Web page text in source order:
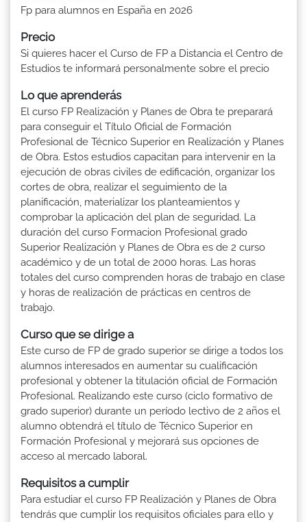
Fp para alumnos en España en 2026
Precio
Si quieres hacer el Curso de FP a Distancia el Centro de
Estudios te informará personalmente sobre el precio
Lo que aprenderás
El curso FP Realización y Planes de Obra te preparará
para conseguir el Título Oficial de Formación
Profesional de Técnico Superior en Realización y Planes
de Obra. Estos estudios capacitan para intervenir en la
ejecución de obras civiles de edificación, organizar los
cortes de obra, realizar el seguimiento de la
planificación, materializar los planteamientos y
comprobar la aplicación del plan de seguridad. La
duración del curso Formacion Profesional grado
Superior Realización y Planes de Obra es de 2 curso
académico y de un total de 2000 horas. Las horas
totales del curso comprenden horas de trabajo en clase
y horas de realización de prácticas en centros de
trabajo.
Curso que se dirige a
Este curso de FP de grado superior se dirige a todos los
alumnos interesados en aumentar su cualificación
profesional y obtener la titulación oficial de Formación
Profesional. Realizando este curso (ciclo formativo de
grado superior) durante un período lectivo de 2 años el
alumno obtendrá el título de Técnico Superior en
Formación Profesional y mejorará sus opciones de
acceso al mercado laboral.
Requisitos a cumplir
Para estudiar el curso FP Realización y Planes de Obra
tendrás que cumplir los requisitos oficiales para ello y